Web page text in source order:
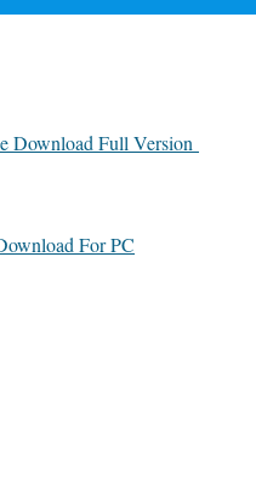
Download Full Version
For PC